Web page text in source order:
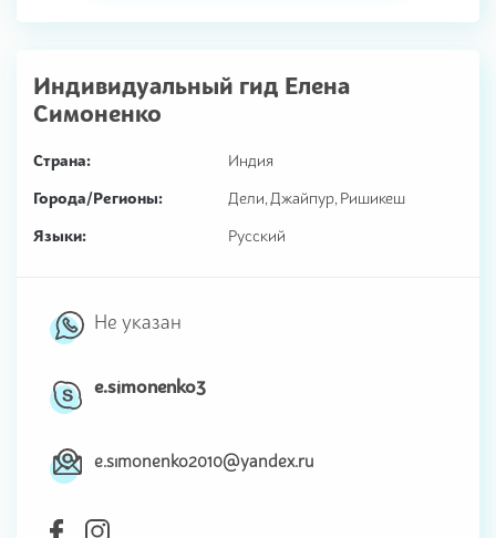
Индивидуальный гид Елена
Симоненко
Страна:
Индия
Города/Регионы:
Дели, Джайпур, Ришикеш
Языки:
Русский
Не указан
e.simonenko3
e.simonenko2010@yandex.ru